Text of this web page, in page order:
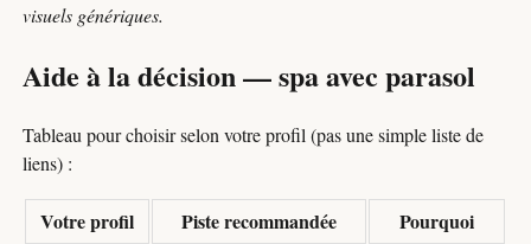
visuels génériques.
Aide à la décision — spa avec parasol
Tableau pour choisir selon votre profil (pas une simple liste de
liens) :
Votre profil Piste recommandée Pourquoi